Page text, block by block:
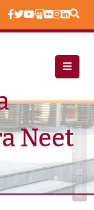
Ed Elet
Foto di Buro Millennial
Neet